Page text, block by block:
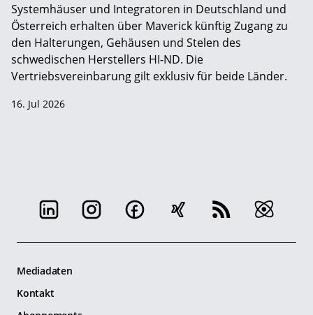
Systemhäuser und Integratoren in Deutschland und
Österreich erhalten über Maverick künftig Zugang zu
den Halterungen, Gehäusen und Stelen des
schwedischen Herstellers HI-ND. Die
Vertriebsvereinbarung gilt exklusiv für beide Länder.
16. Jul 2026
Mediadaten
Kontakt